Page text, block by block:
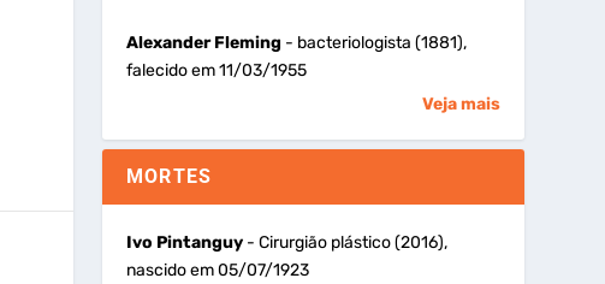
Alexander Fleming - bacteriologista (1881),
falecido em 11/03/1955
Veja mais
MORTES
Ivo Pintanguy- Cirurgião plástico (2016),
nascido em 05/07/1923